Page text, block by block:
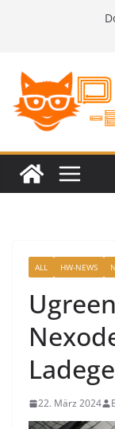
ALL HW-NEWS
22. März 2024